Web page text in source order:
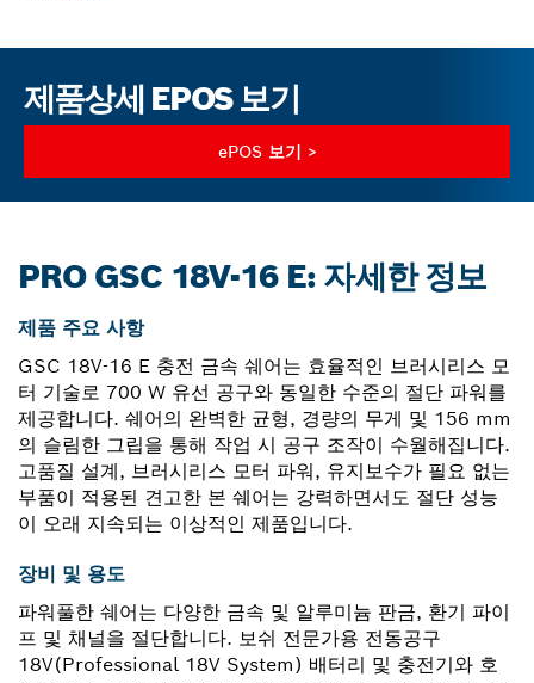
제품상세 EPOS 보기
ePOS 보기 >
PRO GSC 18V-16 E: 자세한 정보
제품 주요 사항
GSC 18V-16 E 충전 금속 쉐어는 효율적인 브러시리스 모
터 기술로 700 W 유선 공구와 동일한 수준의 절단 파워를
제공합니다. 쉐어의 완벽한 균형, 경량의 무게 및 156 mm
의 슬림한 그립을 통해 작업 시 공구 조작이 수월해집니다.
고품질 설계, 브러시리스 모터 파워, 유지보수가 필요 없는
부품이 적용된 견고한 본 쉐어는 강력하면서도 절단 성능
이 오래 지속되는 이상적인 제품입니다.
장비 및 용도
파워풀한 쉐어는 다양한 금속 및 알루미늄 판금, 환기 파이
프 및 채널을 절단합니다. 보쉬 전문가용 전동공구
18V(Professional 18V System) 배터리 및 충전기와 호